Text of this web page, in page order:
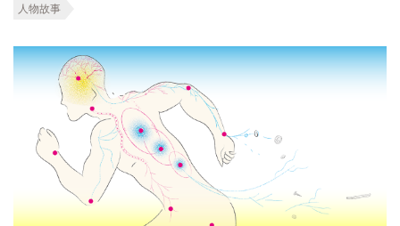
人物故事